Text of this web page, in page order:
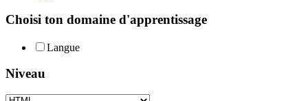
Choisi ton domaine d'apprentissage
Langue
Niveau